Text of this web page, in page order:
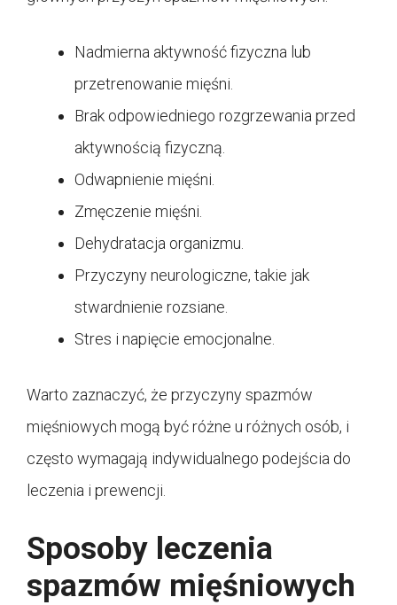
Nadmierna aktywność fizyczna lub
przetrenowanie mięśni.
Brak odpowiedniego rozgrzewania przed
aktywnością fizyczną.
Odwapnienie mięśni.
Zmęczenie mięśni.
Dehydratacja organizmu.
Przyczyny neurologiczne, takie jak
stwardnienie rozsiane.
Stres i napięcie emocjonalne.
Warto zaznaczyć, że przyczyny spazmów
mięśniowych mogą być różne u różnych osób, i
często wymagają indywidualnego podejścia do
leczenia i prewencji.
Sposoby leczenia
spazmów mięśniowych